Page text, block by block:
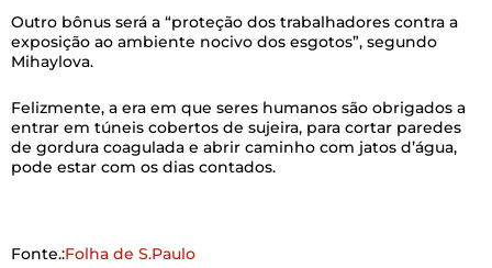
Outro bônus será a “proteção dos trabalhadores contra a
exposição ao ambiente nocivo dos esgotos”, segundo
Mihaylova.
Felizmente, a era em que seres humanos são obrigados a
entrar em túneis cobertos de sujeira, para cortar paredes
de gordura coagulada e abrir caminho com jatos d’água,
pode estar com os dias contados.
Fonte.:Folha de S.Paulo